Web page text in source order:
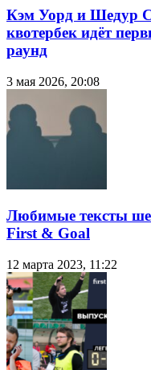
Кэм Уорд и Шедур
квотербек идёт
раунд
3 мая 2026, 20:08
Любимые тексты
First & Goal
12 марта 2023, 11:22